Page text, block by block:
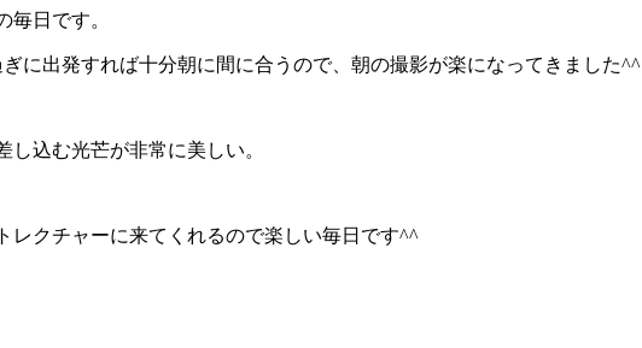
毎日です。
に出発すれば十分朝に間に合うので、朝の撮影が楽になってきました^^
込む光芒が非常に美しい。
レクチャーに来てくれるので楽しい毎日です^^